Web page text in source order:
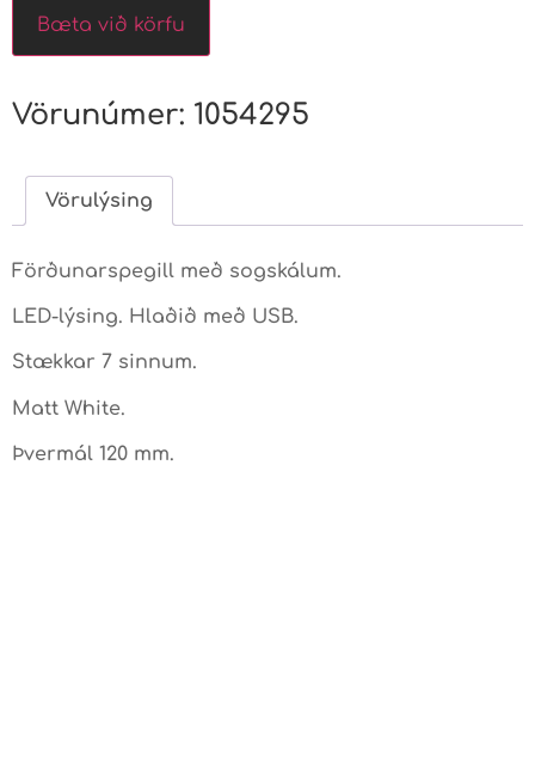
Bæta við körfu
Vörunúmer: 1054295
Vörulýsing
Förðunarspegill með sogskálum.
LED-lýsing. Hlaðið með USB.
Stækkar 7 sinnum.
Matt White.
Þvermál 120 mm.